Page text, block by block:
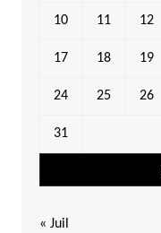
10 11 12
17 18 19
24 25 26
31
« Juil